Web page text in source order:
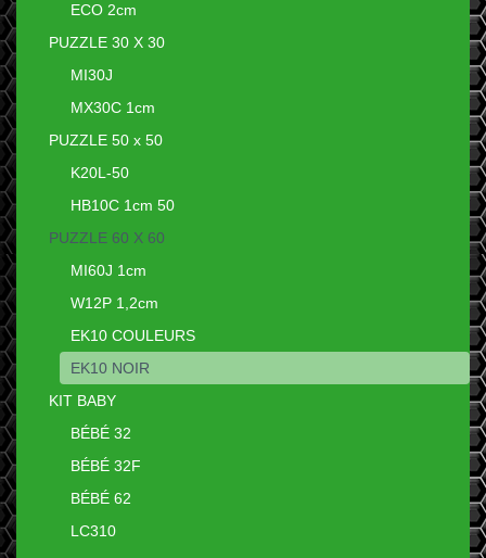
ECO 2cm
PUZZLE 30 X 30
MI30J
MX30C 1cm
PUZZLE 50 x 50
K20L-50
HB10C 1cm 50
PUZZLE 60 X 60
MI60J 1cm
W12P 1,2cm
EK10 COULEURS
EK10 NOIR
KIT BABY
BÉBÉ 32
BÉBÉ 32F
BÉBÉ 62
LC310